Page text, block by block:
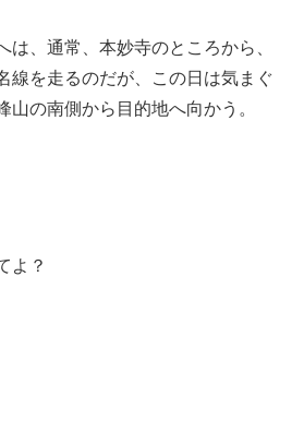
は、通常、本妙寺のところから、
線を走るのだが、この日は気まぐ
山の南側から目的地へ向かう。
よ？